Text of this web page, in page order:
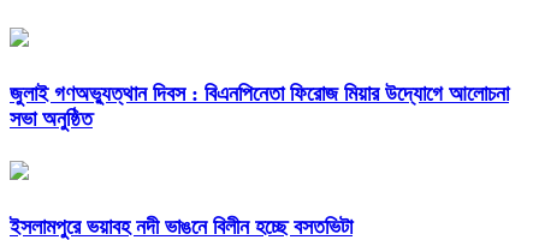
জুলাই গণঅভ্যুত্থান দিবস : বিএনপিনেতা ফিরোজ মিয়ার উদ্যোগে আলোচনা
সভা অনুষ্ঠিত
ইসলামপুরে ভয়াবহ নদী ভাঙনে বিলীন হচ্ছে বসতভিটা